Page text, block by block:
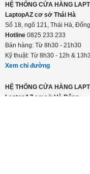
HỆ THỐNG CỬA HÀNG
LaptopAZ cơ sở Thái Hà
Số 18, ngõ 121, Thái Hà,
Hotline 0825 233 233
Bán hàng: Từ 8h30 - 21h30
Kỹ thuật: Từ 8h30 - 12h &
Xem chỉ đường
HỆ THỐNG CỬA HÀNG
LaptopAZ cơ sở Hà Đông